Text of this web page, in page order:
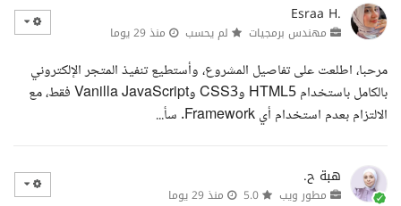
Esraa H.
مهندس برمجيات لم يحسب منذ 29 يوما
مرحبا، اطلعت على تفاصيل المشروع، وأستطيع تنفيذ المتجر الإلكتروني
بالكامل باستخدام HTML5 وCSS3 وVanilla JavaScript فقط، مع
الالتزام بعدم استخدام أي Framework. سأ...
هبة ح.
مطور ويب منذ 29 يوما